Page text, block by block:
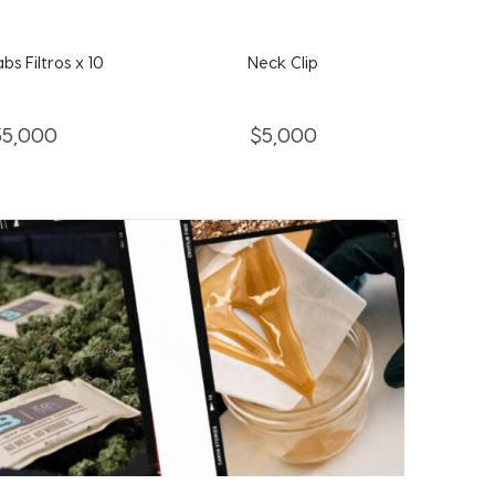
Clip Elements KS
$10,000